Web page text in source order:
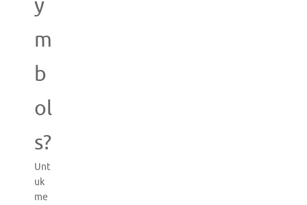
m
b
ol
s?
Unt
uk
me